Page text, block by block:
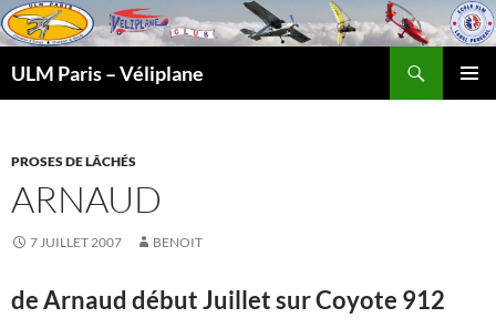
ULM Paris – Véliplane
PROSES DE LÂCHÉS
ARNAUD
7 JUILLET 2007 BENOIT
de Arnaud début Juillet sur Coyote 912